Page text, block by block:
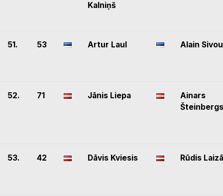
Kalniņš
51. 53 Artur Laul Alain
52. 71 Jānis Liepa
Ainars
Šteinbergs
53. 42 Dāvis Kviesis Rūdis